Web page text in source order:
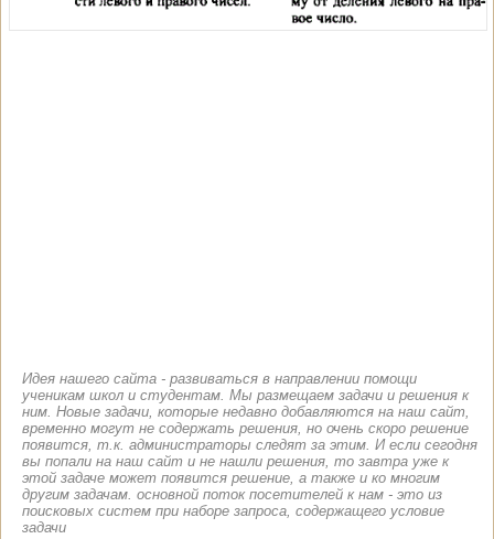
Идея нашего сайта - развиваться в направлении помощи
ученикам школ и студентам. Мы размещаем задачи и решения к
ним. Новые задачи, которые недавно добавляются на наш сайт,
временно могут не содержать решения, но очень скоро решение
появится, т.к. администраторы следят за этим. И если сегодня
вы попали на наш сайт и не нашли решения, то завтра уже к
этой задаче может появится решение, а также и ко многим
другим задачам. основной поток посетителей к нам - это из
поисковых систем при наборе запроса, содержащего условие
задачи